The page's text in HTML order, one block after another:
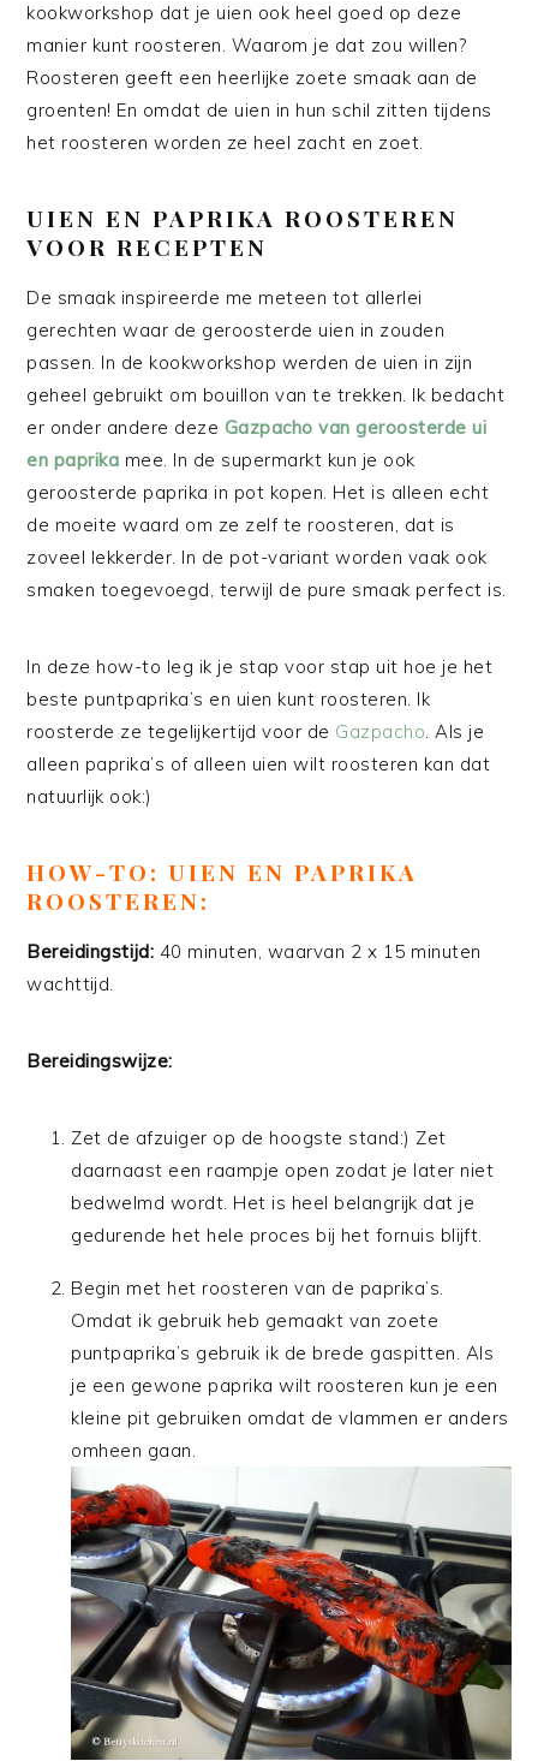
kookworkshop dat je uien ook heel goed op deze
manier kunt roosteren. Waarom je dat zou willen?
Roosteren geeft een heerlijke zoete smaak aan de
groenten! En omdat de uien in hun schil zitten tijdens
het roosteren worden ze heel zacht en zoet.
UIEN EN PAPRIKA ROOSTEREN
VOOR RECEPTEN
De smaak inspireerde me meteen tot allerlei
gerechten waar de geroosterde uien in zouden
passen. In de kookworkshop werden de uien in zijn
geheel gebruikt om bouillon van te trekken. Ik bedacht
er onder andere deze Gazpacho van geroosterde ui
en paprika mee. In de supermarkt kun je ook
geroosterde paprika in pot kopen. Het is alleen echt
de moeite waard om ze zelf te roosteren, dat is
zoveel lekkerder. In de pot-variant worden vaak ook
smaken toegevoegd, terwijl de pure smaak perfect is.
In deze how-to leg ik je stap voor stap uit hoe je het
beste puntpaprika’s en uien kunt roosteren. Ik
roosterde ze tegelijkertijd voor de Gazpacho. Als je
alleen paprika’s of alleen uien wilt roosteren kan dat
natuurlijk ook:)
HOW-TO: UIEN EN PAPRIKA
ROOSTEREN:
Bereidingstijd: 40 minuten, waarvan 2 x 15 minuten
wachttijd.
Bereidingswijze:
Zet de afzuiger op de hoogste stand:) Zet
daarnaast een raampje open zodat je later niet
bedwelmd wordt. Het is heel belangrijk dat je
gedurende het hele proces bij het fornuis blijft.
Begin met het roosteren van de paprika’s.
Omdat ik gebruik heb gemaakt van zoete
puntpaprika’s gebruik ik de brede gaspitten. Als
je een gewone paprika wilt roosteren kun je een
kleine pit gebruiken omdat de vlammen er anders
omheen gaan.